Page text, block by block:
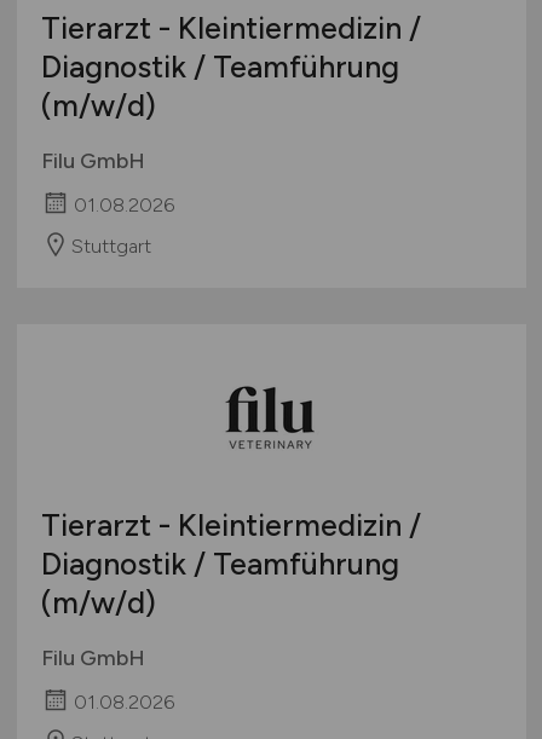
Tierarzt - Kleintiermedizin /
Diagnostik / Teamführung
(m/w/d)
Filu GmbH
01.08.2026
Stuttgart
Tierarzt - Kleintiermedizin /
Diagnostik / Teamführung
(m/w/d)
Filu GmbH
01.08.2026